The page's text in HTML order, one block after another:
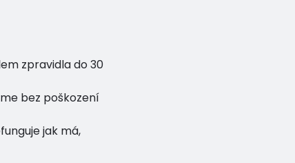
zpravidla do 30
bez poškození
jak má,